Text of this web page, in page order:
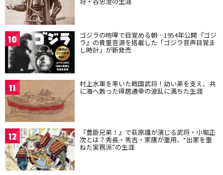
10 ゴジラの咆哮で目覚める朝…1954年公開『ゴジ
ラ』の貴重音源を搭載した「ゴジラ音声目覚ま
し時計」が新発売
11 村上水軍を率いた戦国武将！幼い弟を支え、共
に海へ散った得居通幸の波乱に満ちた生涯
12 『豊臣兄弟！』で萩原護が演じる武将・小堀正
次とは？秀長・秀吉・家康が重用、“出家を重
ねた実務派”の生涯